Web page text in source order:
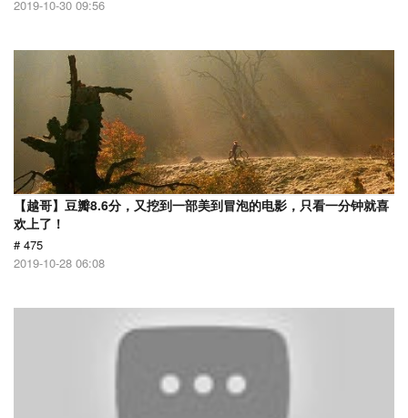
2019-10-30 09:56
【越哥】豆瓣8.6分，又挖到一部美到冒泡的电影，只看一分钟就喜
欢上了！
# 475
2019-10-28 06:08